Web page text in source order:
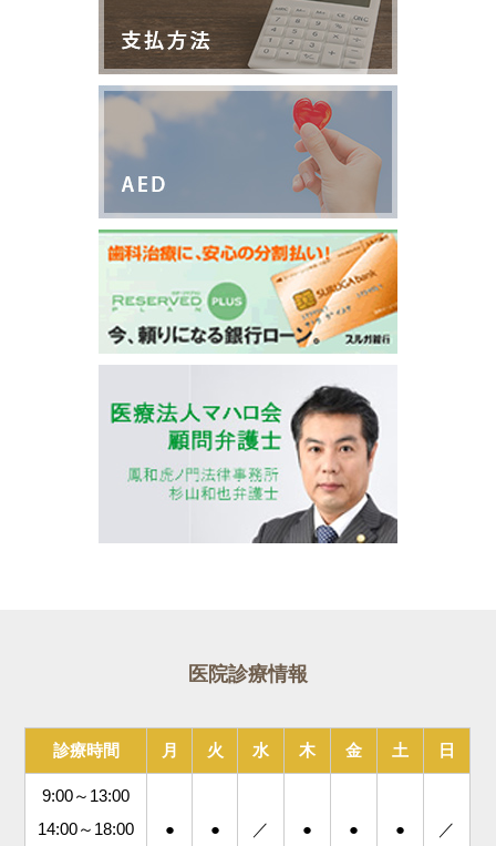
医院診療情報
診療時間 月 火 水 木 金 土 日
9:00～13:00
14:00～18:00
● ● ／ ● ● ● ／